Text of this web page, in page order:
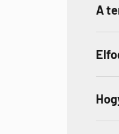
A